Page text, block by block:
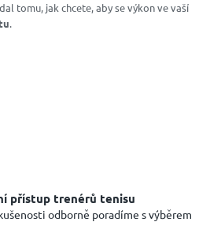
tomu, jak chcete, aby se výkon ve vaší
.
přístup trenérů tenisu
odborně poradíme s výběrem